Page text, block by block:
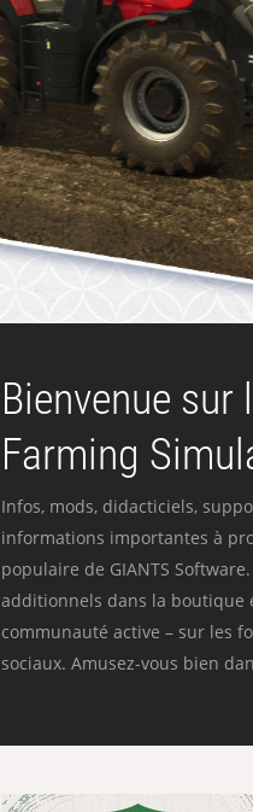
Bienvenue
Farming
Infos, mods, didacticiels,
informations importantes à
populaire de GIANTS
additionnels dans la boutique
communauté active – sur les
sociaux. Amusez-vous bien